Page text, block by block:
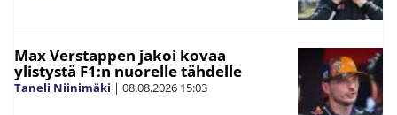
Max Verstappen jakoi kovaa
ylistystä F1:n nuorelle tähdelle
Taneli Niinimäki | 08.08.2026 15:03